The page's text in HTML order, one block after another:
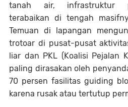
tanah air, infrastruktur
terabaikan di tengah
Temuan di lapangan
trotoar di pusat-pusat
liar dan PKL (Koalisi Pejalan
paling dirasakan oleh
70 persen fasilitas guiding
karena rusak atau tertutup